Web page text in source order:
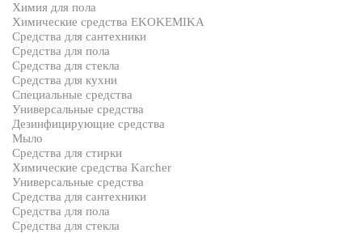
Химия для пола
Химические средства EKOKEMIKA
Средства для сантехники
Средства для пола
Средства для стекла
Средства для кухни
Специальные средства
Универсальные средства
Дезинфицирующие средства
Мыло
Средства для стирки
Химические средства Karcher
Универсальные средства
Средства для сантехники
Средства для пола
Средства для стекла